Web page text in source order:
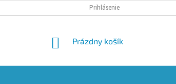
Prihlásenie
NÁKUPNÝ
Prázdny košík